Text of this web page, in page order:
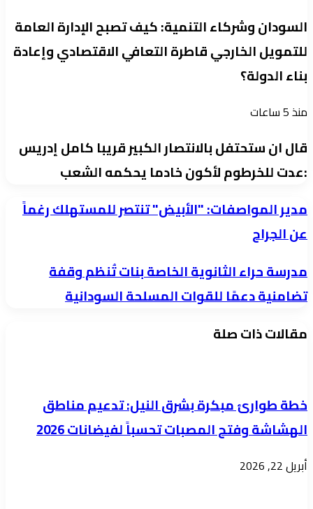
السودان وشركاء التنمية: كيف تصبح الإدارة العامة
للتمويل الخارجي قاطرة التعافي الاقتصادي وإعادة
بناء الدولة؟
منذ 5 ساعات
قال ان ستحتفل بالانتصار الكبير قريبا كامل إدريس
:عدت للخرطوم لأكون خادما يحكمه الشعب
مدير
المواصفات:
"الأبيض"
تنتصر
للمستهلك
عن
مدير المواصفات: "الأبيض" تنتصر للمستهلك رغماً
عن الجراح
مدرسة
حراء
الخاصة
وقفة
تضامنية
دعمًا
للقوات
المسلحة
مدرسة حراء الثانوية الخاصة بنات تُنظم وقفة
تضامنية دعمًا للقوات المسلحة السودانية
مقالات ذات صلة
خطة طوارئ مبكرة بشرق النيل: تدعيم مناطق
الهشاشة وفتح المصبات تحسباً لفيضانات 2026
أبريل 22, 2026